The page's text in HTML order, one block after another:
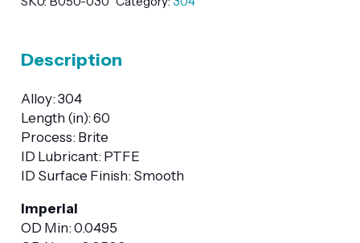
Description
Alloy: 304
Length (in): 60
Process: Brite
ID Lubricant: PTFE
ID Surface Finish: Smooth
Imperial
OD Min: 0.0495